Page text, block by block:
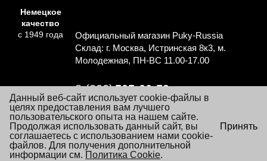
Немецкое
качество
с 1949 года
Официальный магазин Puky-Russia
Склад: г. Москва, Истринская 8к3, м.
Молодежная, ПН-ВС 11.00-17.00
8 (800)505-06-59
Перезвоните мне
Согласие на обработку персональных данных
Политика обработки персональных данных
Условия заказа и покупки товаров
×
Посещая настоящий сайт Вы даете согласие на обработку
файлов «cookie», пользовательских данных …
Данный веб-сайт использует cookie-файлы в
целях предоставления вам лучшего
пользовательского опыта на нашем сайте.
Продолжая использовать данный сайт, вы
соглашаетесь с использованием нами cookie-
файлов. Для получения дополнительной
информации см. Политика Cookie.
Принять